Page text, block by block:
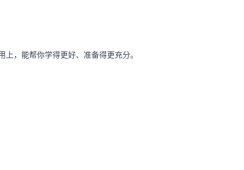
，能帮你学得更好、准备得更充分。